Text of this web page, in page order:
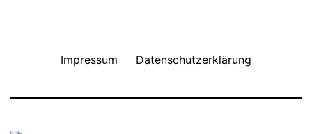
Impressum Datenschutzerklärung